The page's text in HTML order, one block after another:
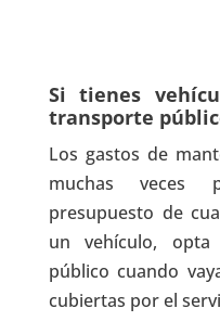
Si tienes
transporte
Los gastos de
muchas veces
presupuesto de
un vehículo,
público cuando
cubiertas por el